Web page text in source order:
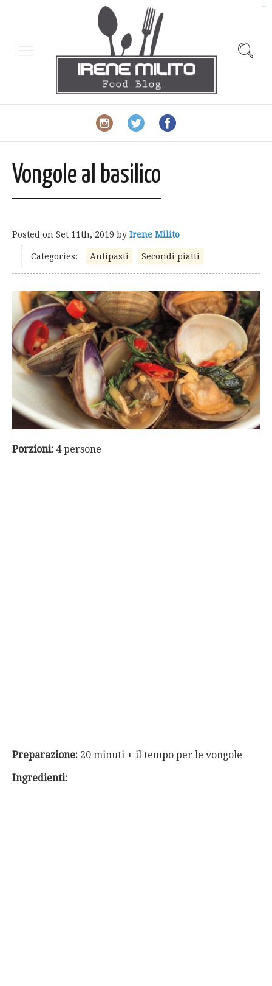
Vongole al basilico
Posted on Set 11th, 2019 by Irene Milito
Categories: Antipasti Secondi piatti
Porzioni: 4 persone
Preparazione: 20 minuti + il tempo per le vongole
Ingredienti: